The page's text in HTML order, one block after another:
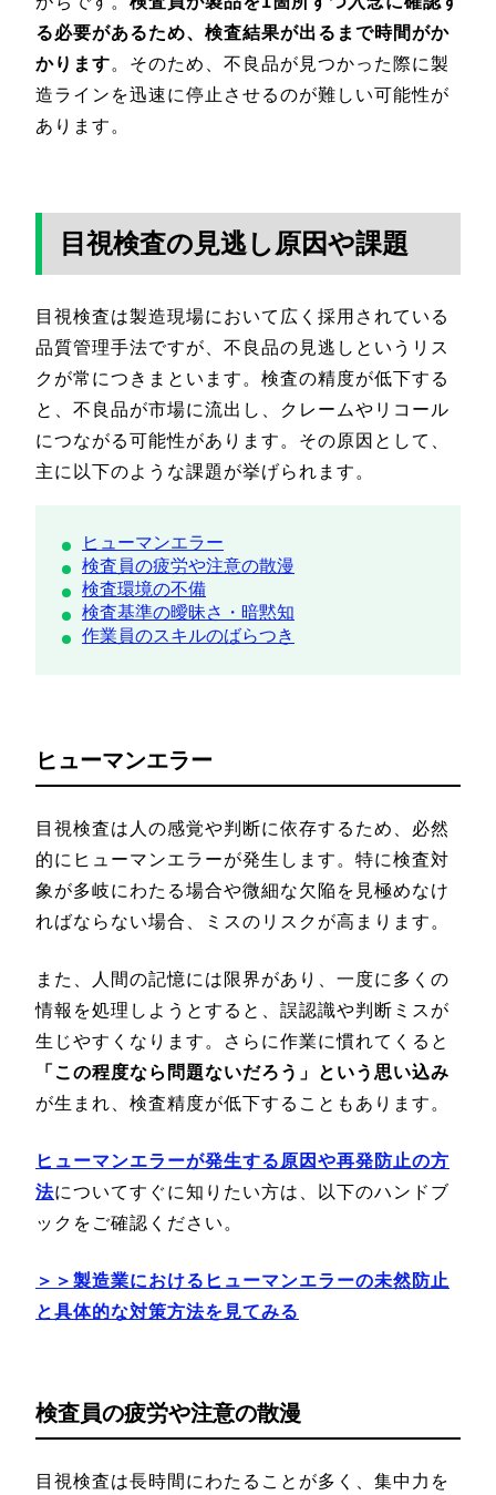
る必要があるため、検査結果が出るまで時間がか
かります。そのため、不良品が見つかった際に製
造ラインを迅速に停止させるのが難しい可能性が
あります。
目視検査の見逃し原因や課題
目視検査は製造現場において広く採用されている
品質管理手法ですが、不良品の見逃しというリス
クが常につきまといます。検査の精度が低下する
と、不良品が市場に流出し、クレームやリコール
につながる可能性があります。その原因として、
主に以下のような課題が挙げられます。
ヒューマンエラー
検査員の疲労や注意の散漫
検査環境の不備
検査基準の曖昧さ・暗黙知
作業員のスキルのばらつき
ヒューマンエラー
目視検査は人の感覚や判断に依存するため、必然
的にヒューマンエラーが発生します。特に検査対
象が多岐にわたる場合や微細な欠陥を見極めなけ
ればならない場合、ミスのリスクが高まります。
また、人間の記憶には限界があり、一度に多くの
情報を処理しようとすると、誤認識や判断ミスが
生じやすくなります。さらに作業に慣れてくると
「この程度なら問題ないだろう」という思い込み
が生まれ、検査精度が低下することもあります。
ヒューマンエラーが発生する原因や再発防止の方
法についてすぐに知りたい方は、以下のハンドブ
ックをご確認ください。
＞＞製造業におけるヒューマンエラーの未然防止
と具体的な対策方法を見てみる
検査員の疲労や注意の散漫
目視検査は長時間にわたることが多く、集中力を